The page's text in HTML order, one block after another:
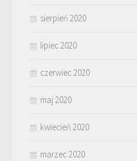
sierpień 2020
lipiec 2020
czerwiec 2020
maj 2020
kwiecień 2020
marzec 2020